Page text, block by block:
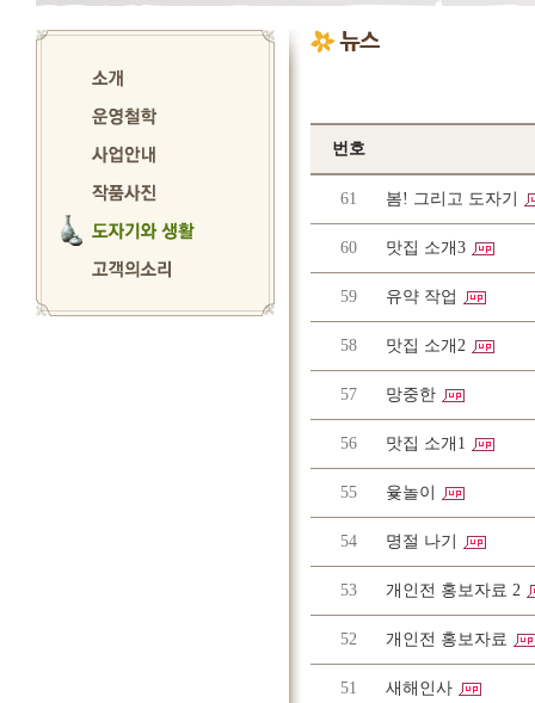
번호
61 봄! 그리고 도자기
60 맛집 소개3
59 유약 작업
58 맛집 소개2
57 망중한
56 맛집 소개1
55 윷놀이
54 명절 나기
53 개인전 홍보자료 2
52 개인전 홍보자료
51 새해인사